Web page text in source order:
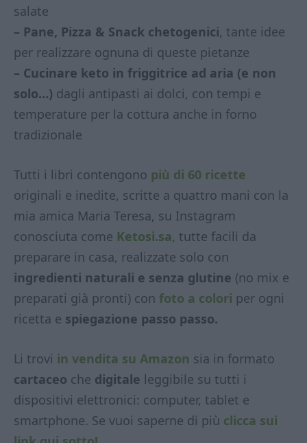
salate
– Pane, Pizza & Snack chetogenici, tante idee
per realizzare ognuna di queste pietanze
– Cucinare keto in friggitrice ad aria (e non
solo…) dagli antipasti ai dolci, con tempi e
temperature per la cottura anche in forno
tradizionale
Tutti i libri contengono più di 60 ricette
originali e inedite, scritte a quattro mani con la
mia amica Maria Teresa, su Instagram
conosciuta come Ketosi.sa, tutte facili da
preparare in casa, realizzate solo con
ingredienti naturali e senza glutine (no mix e
preparati già pronti) con foto a colori per ogni
ricetta e spiegazione passo passo.
Li trovi in vendita su Amazon sia in formato
cartaceo che digitale leggibile su tutti i
dispositivi elettronici: computer, tablet e
smartphone. Se vuoi saperne di più clicca sui